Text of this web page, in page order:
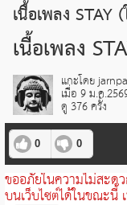
เนื้อเพลง STAY
เนื้อเพลง
แกะโดย
เมื่อ 9 ม.ค
ดู 376 ครั้ง
0 0
ขออภัยในความไม่สะด
บนเว็บไซต์ได้ในขณะนี้